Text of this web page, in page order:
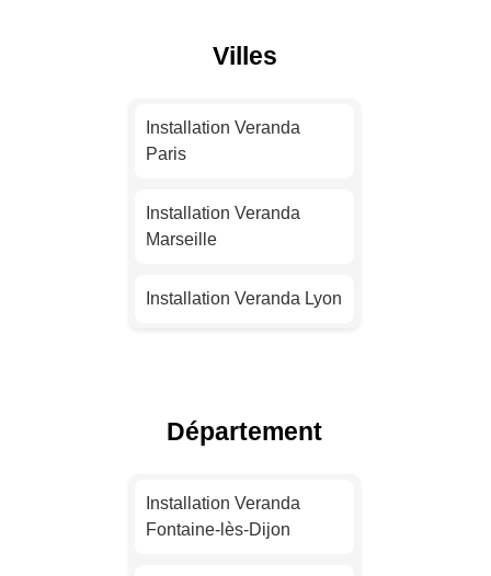
Villes
Installation Veranda
Paris
Installation Veranda
Marseille
Installation Veranda Lyon
Installation Veranda Nice
Installation Veranda
Nantes
Département
Installation Veranda
Fontaine-lès-Dijon